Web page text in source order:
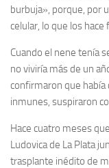
burbuja», porque, por
celular, lo que los hace
Cuando el nene tenía
no viviría más de un
confirmaron que había
inmunes, suspiraron
Hace cuatro meses
Ludovica de La Plata
trasplante inédito de